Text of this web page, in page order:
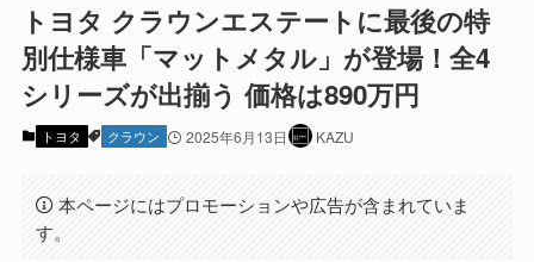
トヨタ クラウンエステートに最後の特
別仕様車「マットメタル」が登場！全4
シリーズが出揃う 価格は890万円
トヨタ クラウン 2025年6月13日 KAZU
本ページにはプロモーションや広告が含まれていま
す。